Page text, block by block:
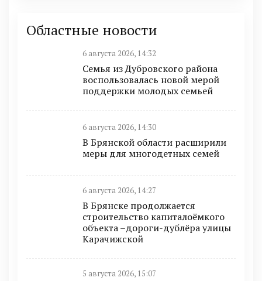
Областные новости
6 августа 2026, 14:32
Семья из Дубровского района
воспользовалась новой мерой
поддержки молодых семьей
6 августа 2026, 14:30
В Брянской области расширили
меры для многодетных семей
6 августа 2026, 14:27
В Брянске продолжается
строительство капиталоёмкого
объекта –дороги-дублёра улицы
Карачижской
5 августа 2026, 15:07